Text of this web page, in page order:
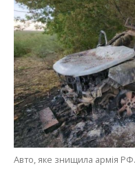
Авто, яке знищила армія